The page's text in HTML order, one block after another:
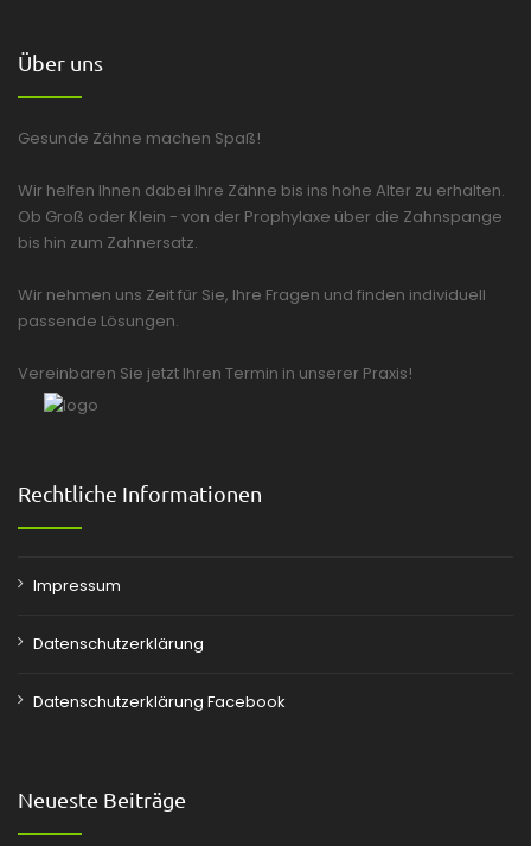
Über uns
Gesunde Zähne machen Spaß!
Wir helfen Ihnen dabei Ihre Zähne bis ins hohe Alter zu erhalten.
Ob Groß oder Klein - von der Prophylaxe über die Zahnspange
bis hin zum Zahnersatz.
Wir nehmen uns Zeit für Sie, Ihre Fragen und finden individuell
passende Lösungen.
Vereinbaren Sie jetzt Ihren Termin in unserer Praxis!
Rechtliche Informationen
Impressum
Datenschutzerklärung
Datenschutzerklärung Facebook
Neueste Beiträge